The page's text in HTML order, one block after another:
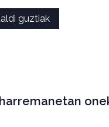
guztiak